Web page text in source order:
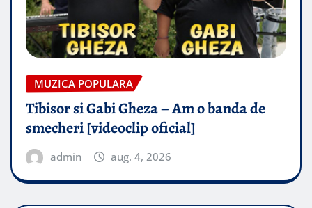
MUZICA POPULARA
Tibisor si Gabi Gheza – Am o banda de
smecheri [videoclip oficial]
admin aug. 4, 2026